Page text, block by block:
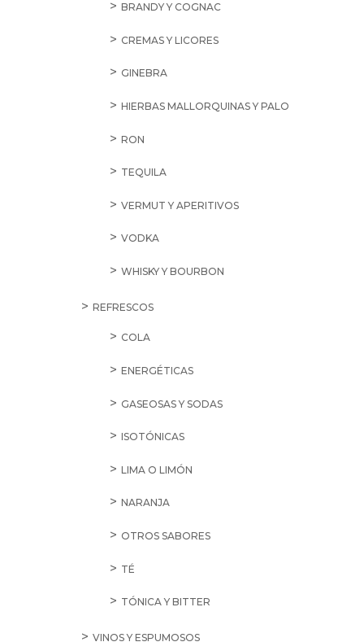
BRANDY Y COGNAC
CREMAS Y LICORES
GINEBRA
HIERBAS MALLORQUINAS Y PALO
RON
TEQUILA
VERMUT Y APERITIVOS
VODKA
WHISKY Y BOURBON
REFRESCOS
COLA
ENERGÉTICAS
GASEOSAS Y SODAS
ISOTÓNICAS
LIMA O LIMÓN
NARANJA
OTROS SABORES
TÉ
TÓNICA Y BITTER
VINOS Y ESPUMOSOS